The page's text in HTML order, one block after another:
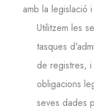
amb la legislació
Utilitzem les
tasques
de registres,
obligacions
seves dades